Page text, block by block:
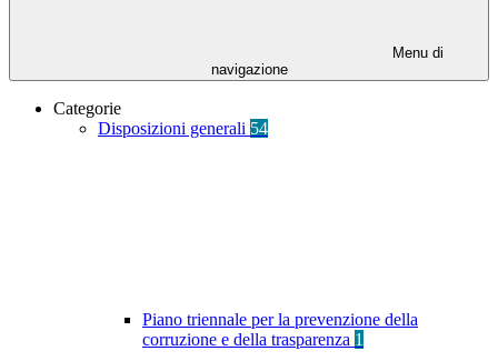
Menu di
navigazione
Categorie
Disposizioni generali 54
Piano triennale per la prevenzione della
corruzione e della trasparenza 1